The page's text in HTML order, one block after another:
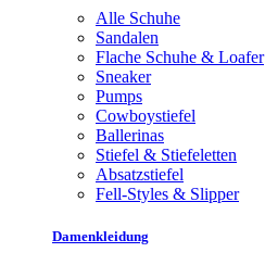
Alle Schuhe
Sandalen
Flache Schuhe & Loafer
Sneaker
Pumps
Cowboystiefel
Ballerinas
Stiefel & Stiefeletten
Absatzstiefel
Fell-Styles & Slipper
Damenkleidung